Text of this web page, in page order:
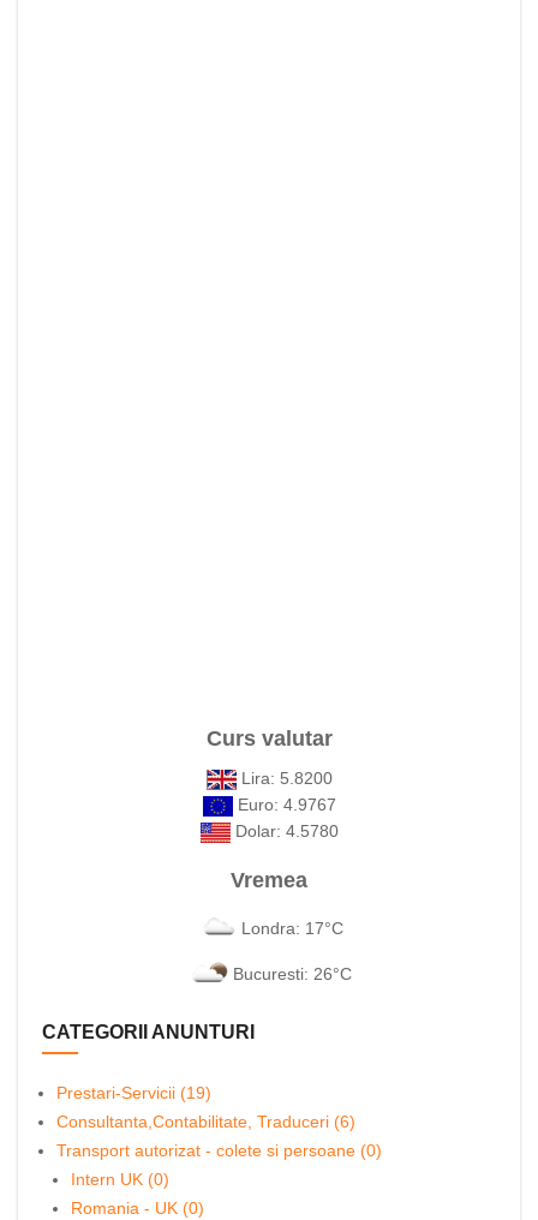
Curs valutar
Lira: 5.8200
Euro: 4.9767
Dolar: 4.5780
Vremea
Londra: 17°C
Bucuresti: 26°C
CATEGORII ANUNTURI
Prestari-Servicii (19)
Consultanta,Contabilitate, Traduceri (6)
Transport autorizat - colete si persoane (0)
Intern UK (0)
Romania - UK (0)